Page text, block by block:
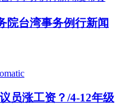
院台湾事务例行新闻
员涨工资？/4-12年级